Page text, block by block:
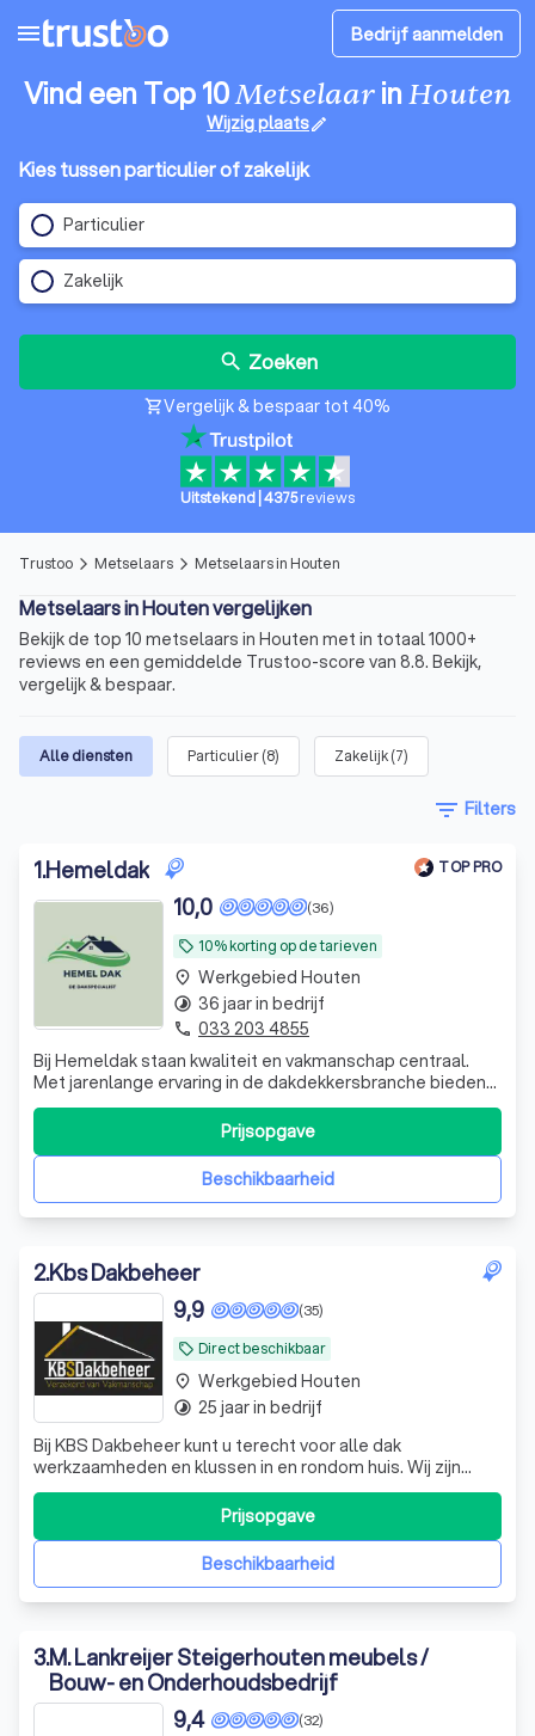
menu Bedrijf aanmelden
Vind een Top 10MetselaarinHouten
Wijzig plaatsedit
Kies tussen particulier of zakelijk
Particulier
Zakelijk
search Zoeken
shopping_cartVergelijk & bespaar tot 40%
Uitstekend 4375reviews
Trustoo arrow_forward_ios Metselaars arrow_forward_ios Metselaars in Houten
Metselaars in Houten vergelijken
Bekijk de top 10 metselaars in Houten met in totaal 1000+
reviews en een gemiddelde Trustoo-score van 8.8. Bekijk,
vergelijk & bespaar.
Alle diensten Particulier(8) Zakelijk(7)
filter_list Filters
1.Hemeldak TOP PRO
local_offer 10% korting op de tarieven
(36)
10,0
Bij Hemeldak staan kwaliteit en vakmanschap centraal.
Met jarenlange ervaring in de dakdekkersbranche bieden
wij duurzame oplossingen voor ieder type dak. Of het nu
gaat om nieuwbouw, renovatie of onderhoud, wij zorgen
voor een professioneel en betrouwbaar resultaat. Uw dak,
Beschikbaarheid
Prijsopgave
place Werkgebied Houten
timelapse 36 jaar in bedrijf
phone 033 203 4855
2.Kbs Dakbeheer
local_offer Direct beschikbaar
(35)
9,9
Bij KBS Dakbeheer kunt u terecht voor alle dak
werkzaamheden en klussen in en rondom huis. Wij zijn
gespecialiseerd in Dakreparaties, -renovaties en Totaal
onderhoud. De specialisaties zijn o.a. het leveren en
aanbrengen van Bitumen en complete Pannen daken
vernieuwen. Maar ook het vernieuwen van s
Beschikbaarheid
Prijsopgave
place Werkgebied Houten
timelapse 25 jaar in bedrijf
3.M. Lankreijer Steigerhouten meubels /
Bouw- en Onderhoudsbedrijf
(32)
9,4